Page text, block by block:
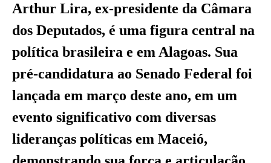
Arthur Lira, ex-presidente da Câmara
dos Deputados, é uma figura central na
política brasileira e em Alagoas. Sua
pré-candidatura ao Senado Federal foi
lançada em março deste ano, em um
evento significativo com diversas
lideranças políticas em Maceió,